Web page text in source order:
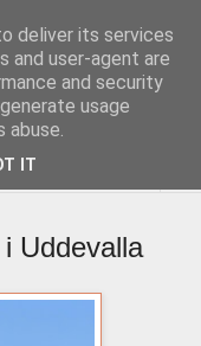
Uddevalla
deliver its services
and user-agent are
and security
usage
abuse.
IT